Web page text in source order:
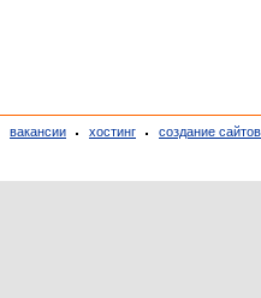
вакансии хостинг создание сайтов